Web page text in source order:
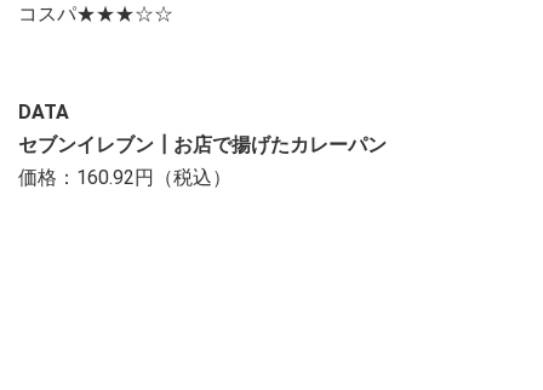
コスパ★★★☆☆
DATA
セブンイレブン┃お店で揚げたカレーパン
価格：160.92円（税込）